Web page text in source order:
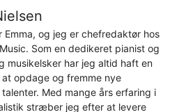
Emma, og jeg er chefredaktør hos
Som en dedikeret pianist og
musikelsker har jeg altid haft en
at opdage og fremme nye
talenter. Med mange års erfaring i
stræber jeg efter at levere